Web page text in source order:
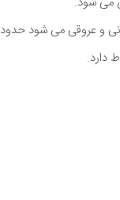
و عروقی می شود حدود
دارد.